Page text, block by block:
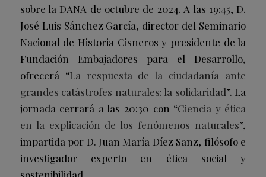
sobre la DANA de octubre de 2024. A las 19:45, D.
José Luis Sánchez García, director del Seminario
Nacional de Historia Cisneros y presidente de la
Fundación Embajadores para el Desarrollo,
ofrecerá “La respuesta de la ciudadanía ante
grandes catástrofes naturales: la solidaridad”. La
jornada cerrará a las 20:30 con “Ciencia y ética
en la explicación de los fenómenos naturales”,
impartida por D. Juan María Díez Sanz, filósofo e
investigador experto en ética social y